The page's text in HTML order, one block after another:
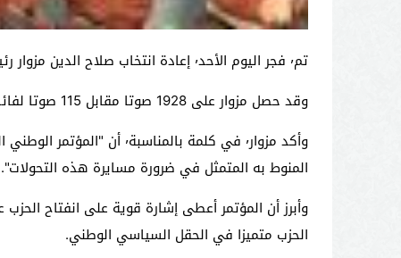
تم٬ فجر اليوم الأحد٬ إعادة انتخاب صلاح الدين مزوار رئيسا للتجمع الوطني للأحرار لولاية ثانية.
وقد حصل مزوار على 1928 صوتا مقابل 115 صوتا لفائدة منافسه رشيد الساسي.
المنوط به المتمثل في ضرورة مسايرة هذه التحولات".
الحزب متميزا في الحقل السياسي الوطني.